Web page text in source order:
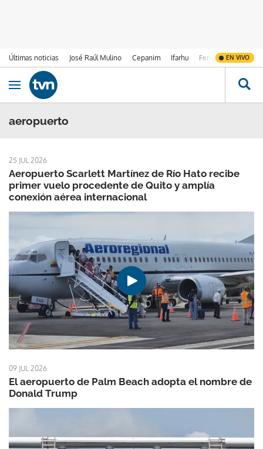
Últimas noticias José Raúl Mulino Cepanim Ifarhu Fenómeno de El
EN VIVO
Ir al contenido
Obrir navegació
aeropuerto
25 JUL 2026
Aeropuerto Scarlett Martínez de Río Hato recibe
primer vuelo procedente de Quito y amplía
conexión aérea internacional
09 JUL 2026
El aeropuerto de Palm Beach adopta el nombre de
Donald Trump